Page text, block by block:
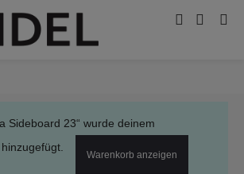
Sideboard 23“ wurde deinem
Warenkorb anzeigen